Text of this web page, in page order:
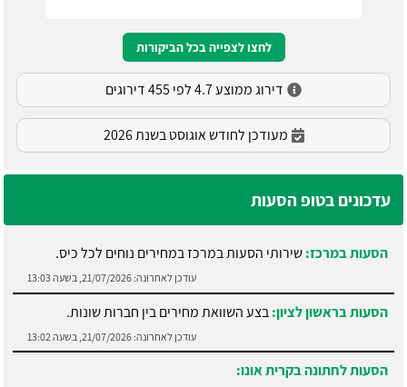
לחצו לצפייה בכל הביקורות
דירוג ממוצע 4.7 לפי 455 דירוגים
מעודכן לחודש אוגוסט בשנת 2026
עדכונים בטופ הסעות
הסעות במרכז:שירותי הסעות במרכז במחירים נוחים לכל כיס.
עודכן לאחרונה: 21/07/2026, בשעה 13:03
הסעות בראשון לציון:בצע השוואת מחירים בין חברות שונות.
עודכן לאחרונה: 21/07/2026, בשעה 13:02
הסעות לחתונה בקרית אונו: